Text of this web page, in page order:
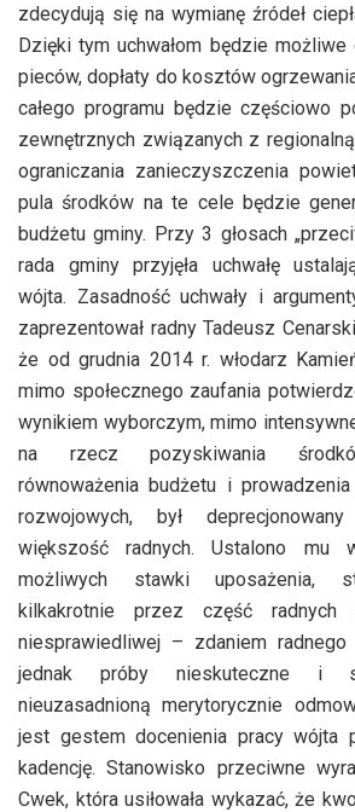
zdecydują się na wymianę źródeł
Dzięki tym uchwałom będzie
pieców, dopłaty do kosztów
całego programu będzie częściowo
zewnętrznych związanych z
ograniczania zanieczyszczenia
pula środków na te cele będzie
budżetu gminy. Przy 3 głosach
rada gminy przyjęła uchwałę
wójta. Zasadność uchwały i
zaprezentował radny Tadeusz
że od grudnia 2014 r. włodarz
mimo społecznego zaufania
wynikiem wyborczym, mimo
na rzecz pozyskiwania
równoważenia budżetu i
rozwojowych, był
większość radnych. Ustalono mu
możliwych stawki uposażenia,
kilkakrotnie przez część
niesprawiedliwej – zdaniem
jednak próby nieskuteczne i
nieuzasadnioną merytorycznie
jest gestem docenienia pracy wójta
kadencję. Stanowisko przeciwne
Cwek, która usiłowała wykazać, że